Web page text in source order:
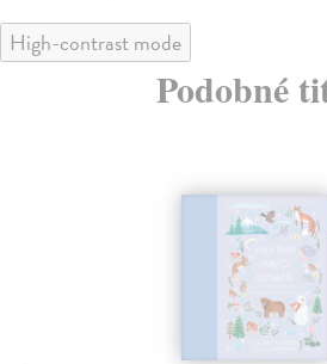
High-contrast mode
Podobné